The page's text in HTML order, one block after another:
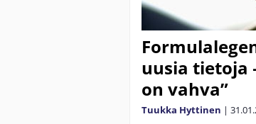
uusia tietoja
on vahva”
Tuukka Hyttinen |